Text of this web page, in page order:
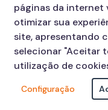
© COPYRIGHT 2026,
15 -
páginas da internet
otimizar sua
site, apresentando
selecionar "Aceitar
utilização de
Configuração